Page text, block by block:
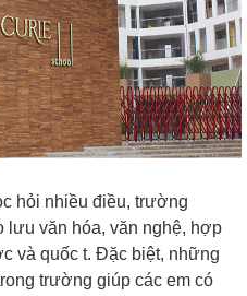
hỏi nhiều điều, trường
lưu văn hóa, văn nghệ, hợp
và quốc t. Đặc biệt, những
trường giúp các em có